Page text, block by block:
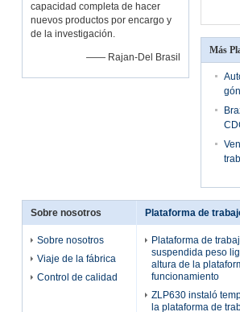
capacidad completa de hacer
nuevos productos por encargo y
de la investigación.
—— Rajan-Del Brasil
Más
Sobre nosotros
Sobre nosotros
Viaje de la fábrica
Control de calidad
Plataforma de
Plataforma de
suspendida peso
altura de la
funcionamiento
ZLP630 instaló
la plataforma de